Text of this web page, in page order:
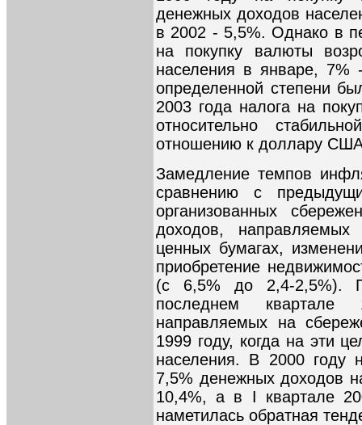
денежных доходов
в 2002 - 5,5%. Однако в
на покупку валюты
населения в январе,
определенной степени
2003 года налога на
относительно
отношению к доллару
Замедление темпов
сравнению с
организованных
доходов,
ценных бумагах,
приобретение
(с 6,5% до 2,4-2,5%).
последнем
направляемых на
1999 году, когда на эти
населения. В 2000 году
7,5% денежных доходов
10,4%, а в I квартале
наметилась обратная